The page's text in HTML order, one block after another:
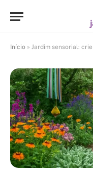
Início » Jardim sensorial: